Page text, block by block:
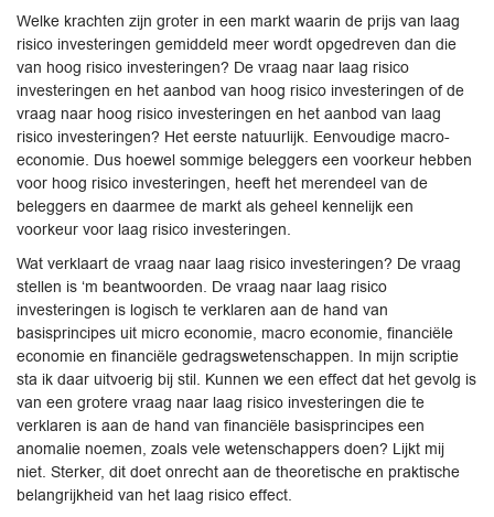
Welke krachten zijn groter in een markt waarin de prijs van laag
risico investeringen gemiddeld meer wordt opgedreven dan die
van hoog risico investeringen? De vraag naar laag risico
investeringen en het aanbod van hoog risico investeringen of de
vraag naar hoog risico investeringen en het aanbod van laag
risico investeringen? Het eerste natuurlijk. Eenvoudige macro-
economie. Dus hoewel sommige beleggers een voorkeur hebben
voor hoog risico investeringen, heeft het merendeel van de
beleggers en daarmee de markt als geheel kennelijk een
voorkeur voor laag risico investeringen.
Wat verklaart de vraag naar laag risico investeringen? De vraag
stellen is ‘m beantwoorden. De vraag naar laag risico
investeringen is logisch te verklaren aan de hand van
basisprincipes uit micro economie, macro economie, financiële
economie en financiële gedragswetenschappen. In mijn scriptie
sta ik daar uitvoerig bij stil. Kunnen we een effect dat het gevolg is
van een grotere vraag naar laag risico investeringen die te
verklaren is aan de hand van financiële basisprincipes een
anomalie noemen, zoals vele wetenschappers doen? Lijkt mij
niet. Sterker, dit doet onrecht aan de theoretische en praktische
belangrijkheid van het laag risico effect.